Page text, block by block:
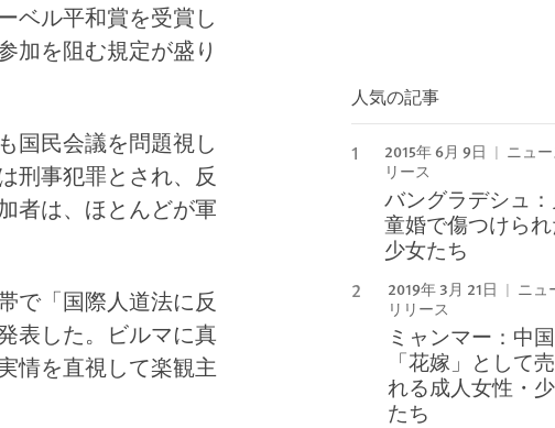
ベル平和賞を受賞し
加を阻む規定が盛り
国民会議を問題視し
刑事犯罪とされ、反
者は、ほとんどが軍
で「国際人道法に反
表した。ビルマに真
情を直視して楽観主
人気の記事
2015年 6月 9日
ニュー
リース
バングラデシュ
童婚で傷つけら
少女たち
2019年 3月 21日
ニュ
リリース
ミャンマー：中
「花嫁」として
れる成人女性・
たち